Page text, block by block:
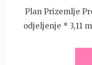
Plan Prizemlje
odjeljenje * 3,11